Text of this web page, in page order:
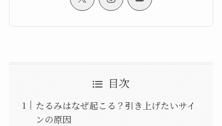
目次
たるみはなぜ起こる？引き上げたいサイ
ンの原因